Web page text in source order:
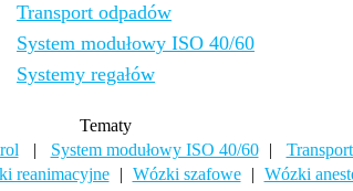
Transport odpadów
System modułowy ISO 40/60
Systemy regałów
Tematy
| System modułowy ISO 40/60 |
reanimacyjne | Wózki szafowe | Wózki